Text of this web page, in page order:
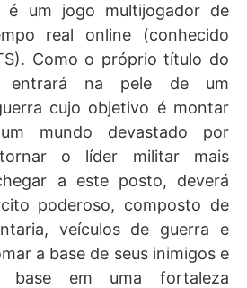
é um jogo multijogador de
real online (conhecido
Como o próprio título do
entrará na pele de um
cujo objetivo é montar
mundo devastado por
o líder militar mais
a este posto, deverá
poderoso, composto de
veículos de guerra e
a base de seus inimigos e
base em uma fortaleza